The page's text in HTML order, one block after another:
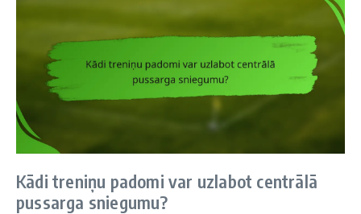
Kādi treniņu padomi var uzlabot centrālā
pussarga sniegumu?